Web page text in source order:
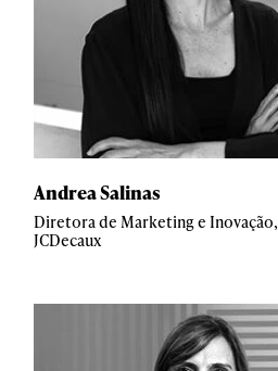
Andrea Salinas
Diretora de Marketing e Inovação,
JCDecaux